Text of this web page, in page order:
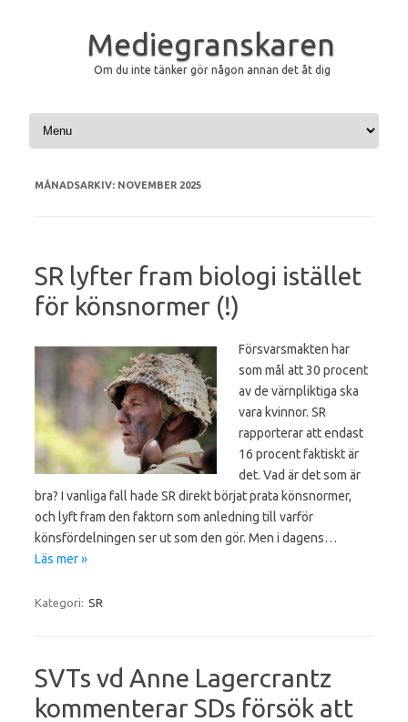
Mediegranskaren
Om du inte tänker gör någon annan det åt dig
Hoppa till innehåll
MÅNADSARKIV: NOVEMBER 2025
SR lyfter fram biologi istället
för könsnormer (!)
Försvarsmakten har
som mål att 30 procent
av de värnpliktiga ska
vara kvinnor. SR
rapporterar att endast
16 procent faktiskt är
det. Vad är det som är
bra? I vanliga fall hade SR direkt börjat prata könsnormer,
och lyft fram den faktorn som anledning till varför
könsfördelningen ser ut som den gör. Men i dagens…
Läs mer »
Kategori: SR
SVTs vd Anne Lagercrantz
kommenterar SDs försök att